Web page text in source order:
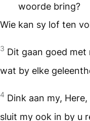
woorde bring?
Wie kan sy lof ten
3 Dit gaan goed met
wat by elke
4 Dink aan my,
sluit my ook in by u